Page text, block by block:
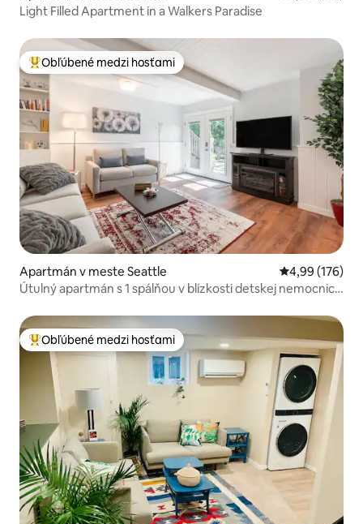
Light Filled Apartment in a Walkers Paradise
Najobľúbenejšie medzi hosťami
Obľúbené medzi hosťami
Apartmán v meste Seattle Priemerné
4,99 (176)
Útulný apartmán s 1 spálňou v blízkosti detskej nemocnice
Najobľúbenejšie medzi hosťami
Obľúbené medzi hosťami